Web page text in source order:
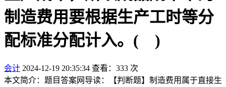
制造费用要根据生产工时等分
配标准分配计入。( )
会计 2024-12-19 20:35:34 查看：333 次
本文简介：题目答案网导读：【判断题】制造费用属于直接生